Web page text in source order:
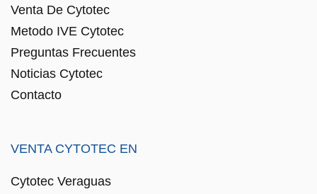
Venta De Cytotec
Metodo IVE Cytotec
Preguntas Frecuentes
Noticias Cytotec
Contacto
VENTA CYTOTEC EN
Cytotec Veraguas